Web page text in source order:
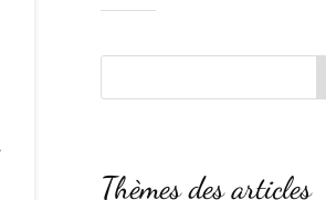
Thèmes des articles